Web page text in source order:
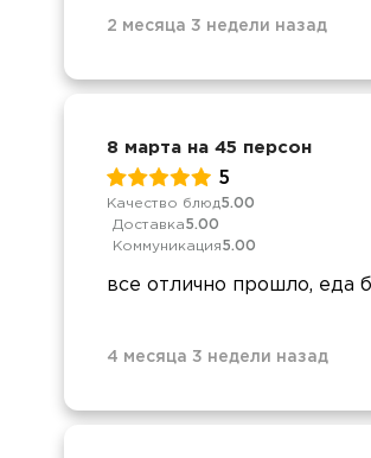
2 месяца 3 недели назад
8 марта на 45 персон
5
Качество блюд5.00
Доставка5.00
Коммуникация5.00
все отлично прошло, еда
4 месяца 3 недели назад